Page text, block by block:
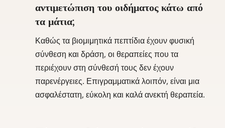
αντιμετώπιση του οιδήματος κάτω από
τα μάτια;
Καθώς τα βιομιμητικά πεπτίδια έχουν φυσική
σύνθεση και δράση, οι θεραπείες που τα
περιέχουν στη σύνθεσή τους δεν έχουν
παρενέργειες. Επιγραμματικά λοιπόν, είναι μια
ασφαλέστατη, εύκολη και καλά ανεκτή θεραπεία.